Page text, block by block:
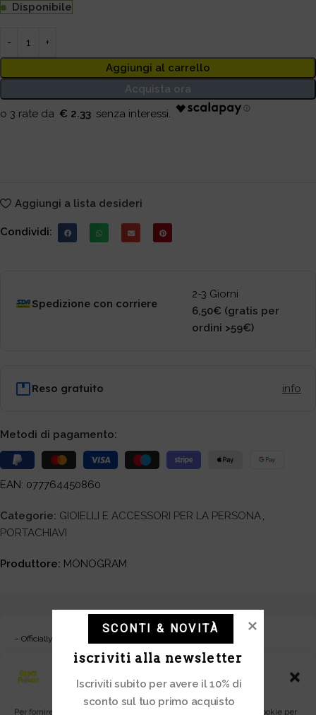
Gestisci Consenso
Per fornire le migliori esperienze, utilizziamo tecnologie come i cookie per
Disponibile
Aggiungi al carrello
Acquista ora
€ 2.33
Aggiungi a lista desideri
Condividi:
Spedizione con corriere
2-3 Giorni
6,50€ (gratis per
ordini >59€)
Reso gratuito info
Metodi di pagamento:
EAN: 077764450860
Categorie: GIOIELLI E ACCESSORI PER LA PERSONA
PORTACHIAVI
Produttore: MONOGRAM
– Officially licensed keychain
– Material: zinc alloy
– Size: approx. 7cm
SCONTI & NOVITÀ
iscriviti alla newsletter
Iscriviti subito per avere il 10% di
sconto sul tuo primo acquisto